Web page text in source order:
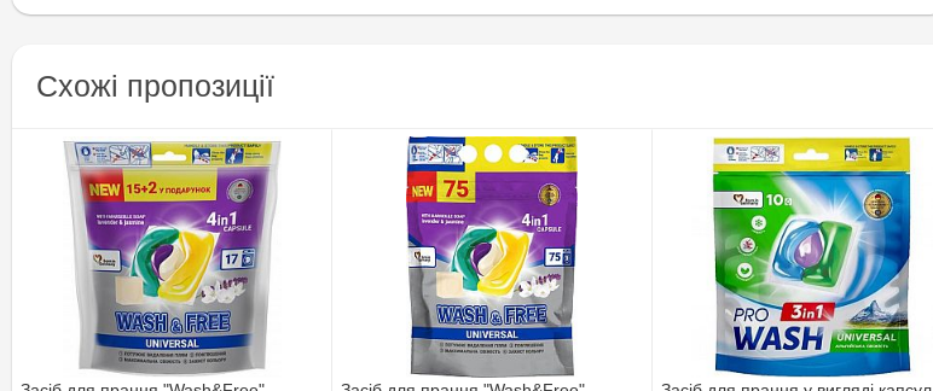
Схожі пропозиції